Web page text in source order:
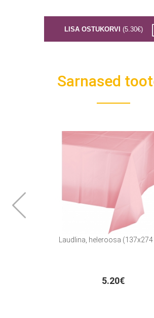
LISA OSTUKORVI (5.30€)
Sarnased
Laudlina, heleroosa
5.20€